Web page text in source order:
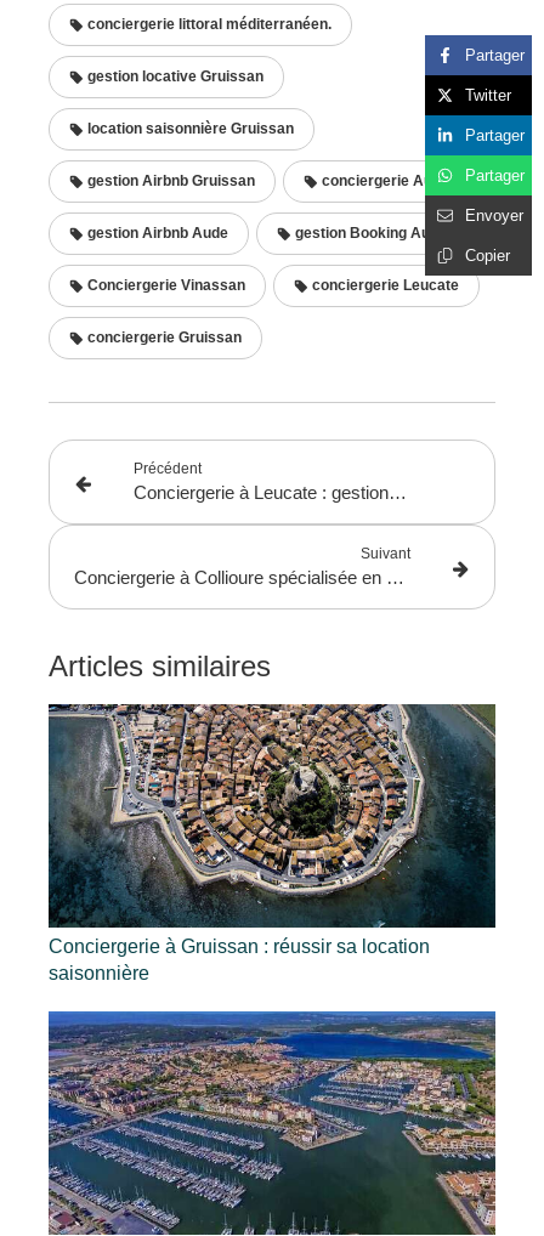
conciergerie littoral méditerranéen.
gestion locative Gruissan
location saisonnière Gruissan
gestion Airbnb Gruissan conciergerie Aude
gestion Airbnb Aude gestion Booking Aude
Conciergerie Vinassan conciergerie Leucate
conciergerie Gruissan
Précédent
Conciergerie à Leucate : gestion locative et location courte durée
Suivant
Conciergerie à Collioure spécialisée en gestion locative 66 et location saisonnière 66. Sud Quality Homes optimise vos revenus Airbnb sur la Côte Vermeille.
Articles similaires
Conciergerie à Gruissan : réussir sa location
saisonnière
Partager
Twitter
Partager
Partager
Envoyer
Copier